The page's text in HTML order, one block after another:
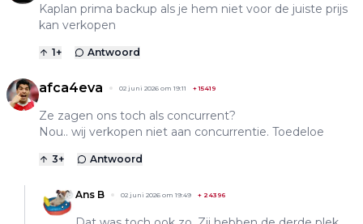
Kaplan prima backup als je hem niet voor de juiste prijs
kan verkopen
1+ Antwoord
afca4eva 02 juni 2026 om 19:11 +15419
Ze zagen ons toch als concurrent?
Nou.. wij verkopen niet aan concurrentie. Toedeloe
3+ Antwoord
Ans B 02 juni 2026 om 19:49 + 24396